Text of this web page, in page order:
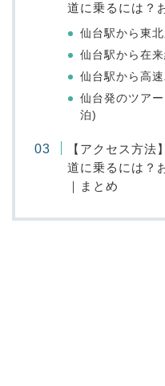
道に乗るには？
仙台駅から東
仙台駅から在
仙台駅から高
仙台発のツア
泊)
【アクセス方
道に乗るには？
｜まとめ